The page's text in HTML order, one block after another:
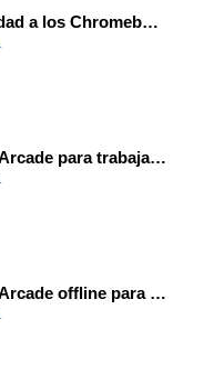
Dale una oportunidad a los Chromebooks y utiliza un proyector para realizar talleres si no tienes pantallas táctiles
Instala MakeCode Arcade para trabajar offline en tu tablet, ordenador, Chromebook
Instala MakeCode Arcade offline para programar grandes juegos sin necesidad de Internet